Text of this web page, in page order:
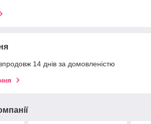
14 днів за домовленістю